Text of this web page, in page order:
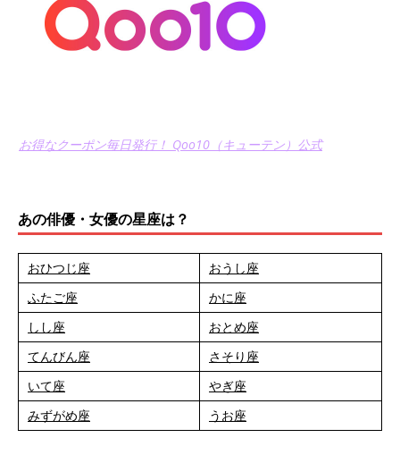
お得なクーポン毎日発行！ Qoo10（キューテン）公式
あの俳優・女優の星座は？
おひつじ座
おうし座
ふたご座
かに座
しし座
おとめ座
てんびん座
さそり座
いて座
やぎ座
みずがめ座
うお座